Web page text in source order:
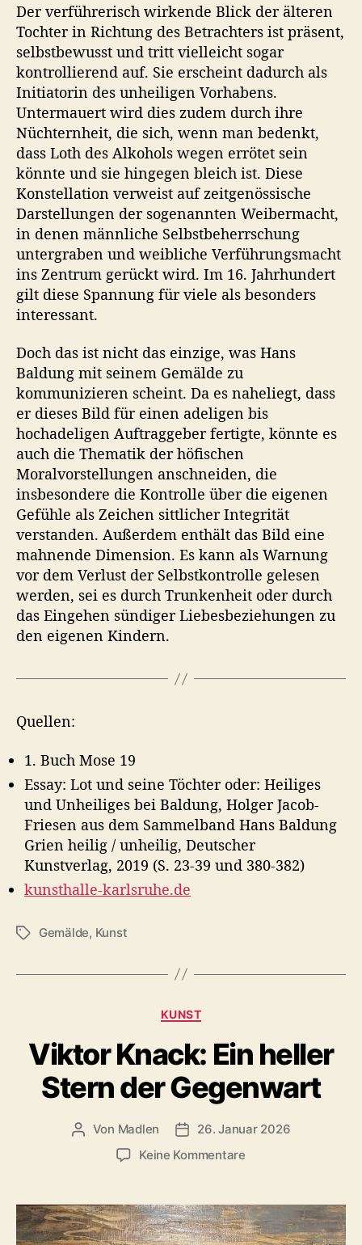
Der verführerisch wirkende Blick der älteren
Tochter in Richtung des Betrachters ist präsent,
selbstbewusst und tritt vielleicht sogar
kontrollierend auf. Sie erscheint dadurch als
Initiatorin des unheiligen Vorhabens.
Untermauert wird dies zudem durch ihre
Nüchternheit, die sich, wenn man bedenkt,
dass Loth des Alkohols wegen errötet sein
könnte und sie hingegen bleich ist. Diese
Konstellation verweist auf zeitgenössische
Darstellungen der sogenannten Weibermacht,
in denen männliche Selbstbeherrschung
untergraben und weibliche Verführungsmacht
ins Zentrum gerückt wird. Im 16. Jahrhundert
gilt diese Spannung für viele als besonders
interessant.
Doch das ist nicht das einzige, was Hans
Baldung mit seinem Gemälde zu
kommunizieren scheint. Da es naheliegt, dass
er dieses Bild für einen adeligen bis
hochadeligen Auftraggeber fertigte, könnte es
auch die Thematik der höfischen
Moralvorstellungen anschneiden, die
insbesondere die Kontrolle über die eigenen
Gefühle als Zeichen sittlicher Integrität
verstanden. Außerdem enthält das Bild eine
mahnende Dimension. Es kann als Warnung
vor dem Verlust der Selbstkontrolle gelesen
werden, sei es durch Trunkenheit oder durch
das Eingehen sündiger Liebesbeziehungen zu
den eigenen Kindern.
Quellen:
1. Buch Mose 19
Essay: Lot und seine Töchter oder: Heiliges
und Unheiliges bei Baldung, Holger Jacob-
Friesen aus dem Sammelband Hans Baldung
Grien heilig / unheilig, Deutscher
Kunstverlag, 2019 (S. 23-39 und 380-382)
kunsthalle-karlsruhe.de
S
Gemälde, Kunst
K
t
e
g
o
i
e
KUNST
Viktor Knack: Ein heller
Stern der Gegenwart
B
r
a
g
Von Madlen
V
f
f
e
26. Januar 2026
Keine Kommentarez
i
k